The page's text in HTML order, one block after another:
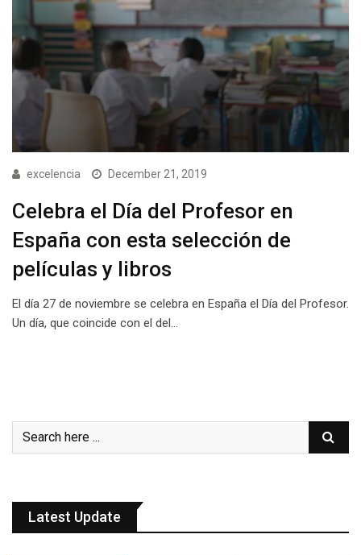
excelencia December 21, 2019
Celebra el Día del Profesor en
España con esta selección de
películas y libros
El día 27 de noviembre se celebra en España el Día del Profesor.
Un día, que coincide con el del…
Latest Update